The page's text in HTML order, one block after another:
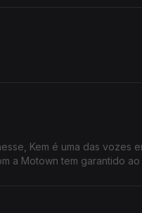
Kem é uma das vozes
a Motown tem garantido